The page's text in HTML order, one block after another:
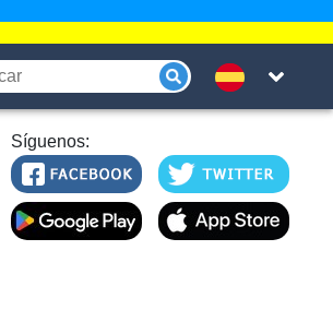
Síguenos: